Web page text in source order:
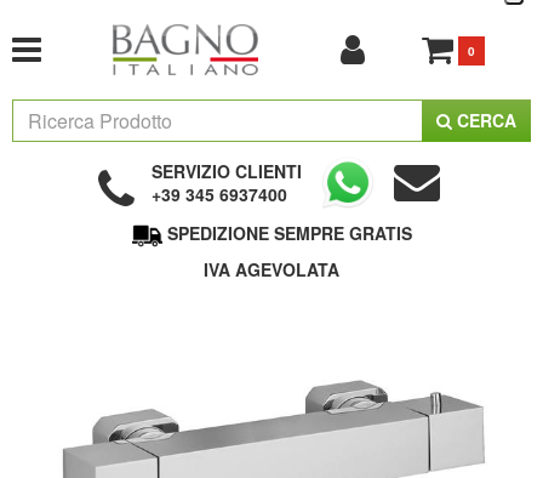
0
CERCA
SERVIZIO CLIENTI
+39 345 6937400
SPEDIZIONE SEMPRE GRATIS
IVA AGEVOLATA